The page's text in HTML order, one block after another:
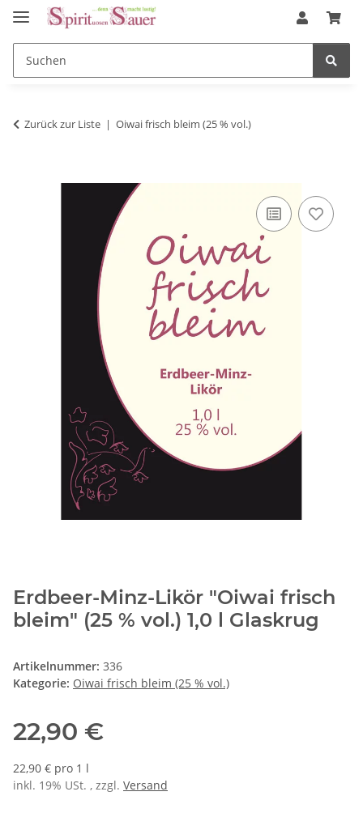
Zurück zur Liste Oiwai frisch bleim (25 % vol.)
Erdbeer-Minz-Likör "Oiwai frisch
bleim" (25 % vol.) 1,0 l Glaskrug
Artikelnummer: 336
Kategorie: Oiwai frisch bleim (25 % vol.)
22,90 €
22,90 € pro 1 l
inkl. 19% USt. , zzgl. Versand